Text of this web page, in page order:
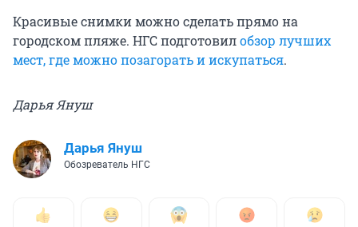
Красивые снимки можно сделать прямо на
городском пляже. НГС подготовилобзор лучших
мест, где можно позагорать и искупаться.
Дарья Януш
Дарья Януш
Обозреватель НГС